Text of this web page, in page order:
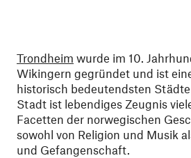
Trondheim wurde im 10.
Wikingern gegründet und ist
historisch bedeutendsten
Stadt ist lebendiges Zeugnis
Facetten der norwegischen
sowohl von Religion und Musik
und Gefangenschaft.